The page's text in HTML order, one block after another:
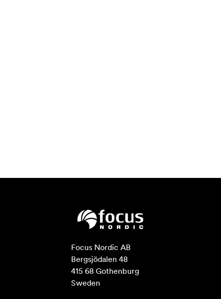
Focus Nordic AB
Bergsjödalen 48
415 68 Gothenburg
Sweden